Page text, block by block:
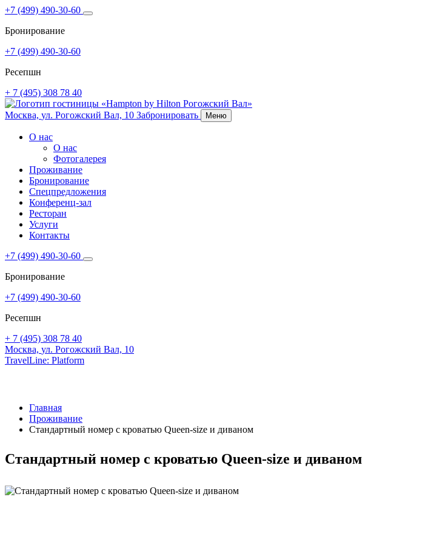
+7 (499) 490-30-60
Бронирование
+7 (499) 490-30-60
Ресепшн
+ 7 (495) 308 78 40
Москва, ул. Рогожский Вал, 10 Забронировать Меню
О нас
О нас
Фотогалерея
Проживание
Бронирование
Спецпредложения
Конференц-зал
Ресторан
Услуги
Контакты
+7 (499) 490-30-60
Бронирование
+7 (499) 490-30-60
Ресепшн
+ 7 (495) 308 78 40
Москва, ул. Рогожский Вал, 10
TravelLine: Platform
Главная
Проживание
Стандартный номер с кроватью Queen-size и диваном
Стандартный номер с кроватью Queen-size и диваном